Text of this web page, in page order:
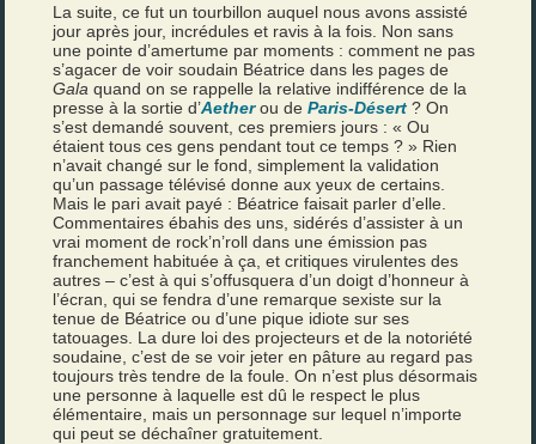
La suite, ce fut un tourbillon auquel nous avons assisté
jour après jour, incrédules et ravis à la fois. Non sans
une pointe d’amertume par moments : comment ne pas
s’agacer de voir soudain Béatrice dans les pages de
Gala quand on se rappelle la relative indifférence de la
presse à la sortie d’Aetherou deParis-Désert ? On
s’est demandé souvent, ces premiers jours : « Ou
étaient tous ces gens pendant tout ce temps ? » Rien
n’avait changé sur le fond, simplement la validation
qu’un passage télévisé donne aux yeux de certains.
Mais le pari avait payé : Béatrice faisait parler d’elle.
Commentaires ébahis des uns, sidérés d’assister à un
vrai moment de rock’n’roll dans une émission pas
franchement habituée à ça, et critiques virulentes des
autres – c’est à qui s’offusquera d’un doigt d’honneur à
l’écran, qui se fendra d’une remarque sexiste sur la
tenue de Béatrice ou d’une pique idiote sur ses
tatouages. La dure loi des projecteurs et de la notoriété
soudaine, c’est de se voir jeter en pâture au regard pas
toujours très tendre de la foule. On n’est plus désormais
une personne à laquelle est dû le respect le plus
élémentaire, mais un personnage sur lequel n’importe
qui peut se déchaîner gratuitement.